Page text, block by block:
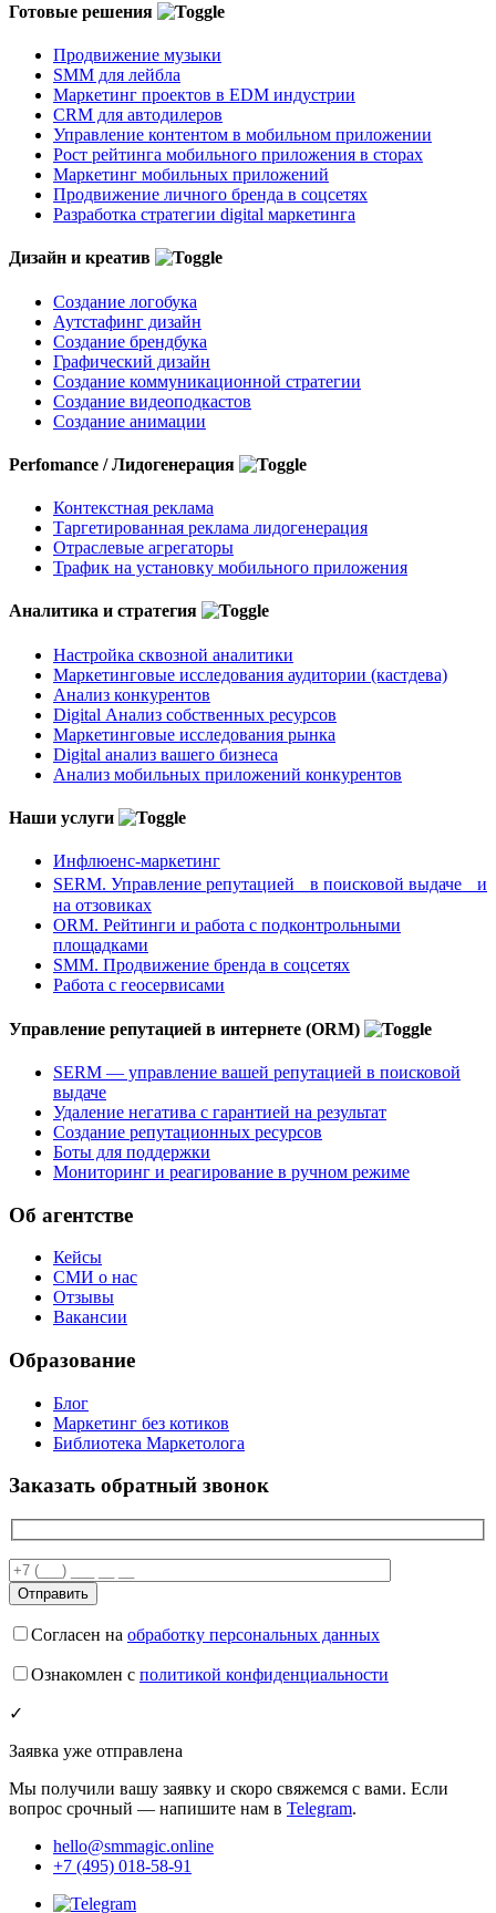
Готовые решения
Продвижение музыки
SMM для лейбла
Маркетинг проектов в EDM индустрии
CRM для автодилеров
Управление контентом в мобильном приложении
Рост рейтинга мобильного приложения в сторах
Маркетинг мобильных приложений
Продвижение личного бренда в соцсетях
Разработка стратегии digital маркетинга
Дизайн и креатив
Создание логобука
Аутстафинг дизайн
Создание брендбука
Графический дизайн
Создание коммуникационной стратегии
Создание видеоподкастов
Создание анимации
Perfomance / Лидогенерация
Контекстная реклама
Таргетированная реклама лидогенерация
Отраслевые агрегаторы
Трафик на установку мобильного приложения
Аналитика и стратегия
Настройка сквозной аналитики
Маркетинговые исследования аудитории (кастдева)
Анализ конкурентов
Digital Анализ собственных ресурсов
Маркетинговые исследования рынка
Digital анализ вашего бизнеса
Анализ мобильных приложений конкурентов
Наши услуги
Инфлюенс-маркетинг
SERM. Управление репутацией в поисковой выдаче и
на отзовиках
ORM. Рейтинги и работа с подконтрольными
площадками
SMM. Продвижение бренда в соцсетях
Работа с геосервисами
Управление репутацией в интернете (ORM)
SERM — управление вашей репутацией в поисковой
выдаче
Удаление негатива с гарантией на результат
Создание репутационных ресурсов
Боты для поддержки
Мониторинг и реагирование в ручном режиме
Об агентстве
Кейсы
СМИ о нас
Отзывы
Вакансии
Образование
Блог
Маркетинг без котиков
Библиотека Маркетолога
Заказать обратный звонок
Согласен на обработку персональных данных
Ознакомлен с политикой конфиденциальности
✓
Заявка уже отправлена
Мы получили вашу заявку и скоро свяжемся с вами. Если
вопрос срочный — напишите нам в Telegram.
hello@smmagic.online
+7 (495) 018-58-91